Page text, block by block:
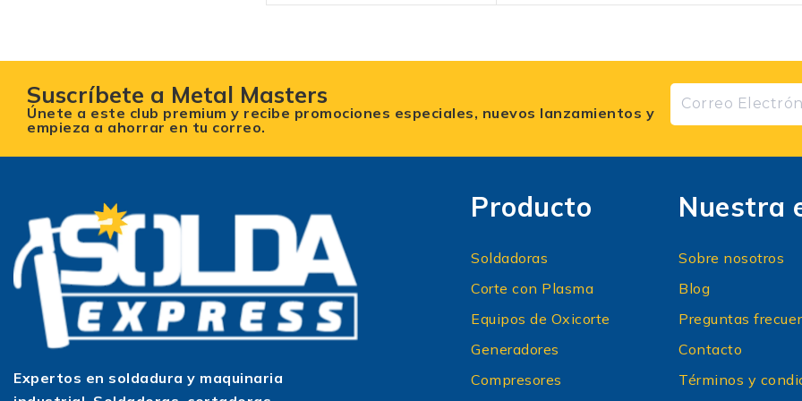
Suscríbete a Metal Masters
Únete a este club premium y recibe promociones especiales, nuevos lanzamientos y
empieza a ahorrar en tu correo.
Expertos en soldadura y maquinaria
Producto
Soldadoras
Corte con Plasma
Equipos de Oxicorte
Generadores
Compresores
Nuestra
Sobre nosotros
Blog
Preguntas
Contacto
Términos y